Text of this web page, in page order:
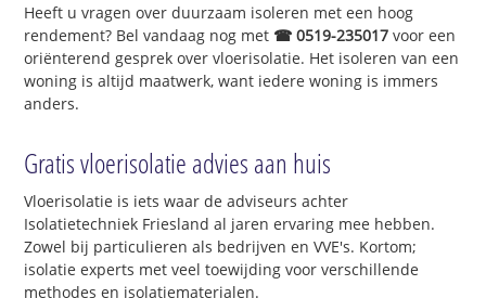
Heeft u vragen over duurzaam isoleren met een hoog
rendement? Bel vandaag nog met ☎ 0519-235017 voor een
oriënterend gesprek over vloerisolatie. Het isoleren van een
woning is altijd maatwerk, want iedere woning is immers
anders.
Gratis vloerisolatie advies aan huis
Vloerisolatie is iets waar de adviseurs achter
Isolatietechniek Friesland al jaren ervaring mee hebben.
Zowel bij particulieren als bedrijven en VVE's. Kortom;
isolatie experts met veel toewijding voor verschillende
methodes en isolatiematerialen.